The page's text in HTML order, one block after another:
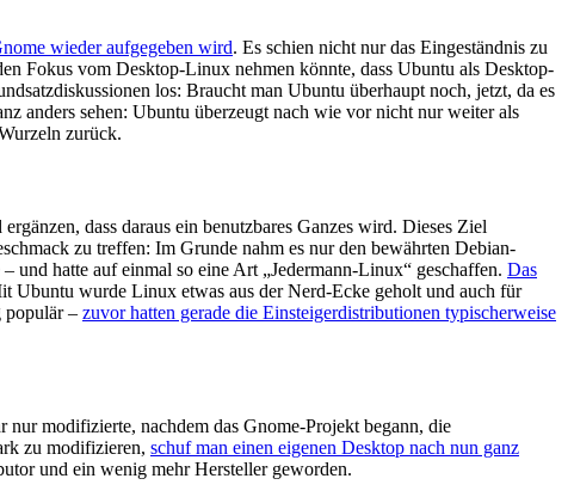
wieder aufgegeben wird. Es schien nicht nur das Eingeständnis zu
Fokus vom Desktop-Linux nehmen könnte, dass Ubuntu als Desktop-
los: Braucht man Ubuntu überhaupt noch, jetzt, da es
anders sehen: Ubuntu überzeugt nach wie vor nicht nur weiter als
zurück.
dass daraus ein benutzbares Ganzes wird. Dieses Ziel
zu treffen: Im Grunde nahm es nur den bewährten Debian-
und hatte auf einmal so eine Art „Jedermann-Linux“ geschaffen. Das
Ubuntu wurde Linux etwas aus der Nerd-Ecke geholt und auch für
populär – zuvor hatten gerade die Einsteigerdistributionen typischerweise
modifizierte, nachdem das Gnome-Projekt begann, die
zu modifizieren, schuf man einen eigenen Desktop nach nun ganz
und ein wenig mehr Hersteller geworden.